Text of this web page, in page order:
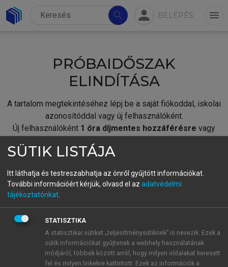
search person BELÉPÉS menu
PRÓBAIDŐSZAK
ELINDÍTÁSA
A tartalom megtekintéséhez lépj be a saját fiókoddal, iskolai
azonosítóddal vagy új felhasználóként.
Új felhasználóként 1 óra díjmentes hozzáférésre vagy
fiókoddal,vagy hozz létre új fiókot.
A regisztráció után apróbaidőszakautomatikusan
BELÉPÉS SAJÁT FIÓKKAL
ÚJ FIÓK LÉTREHOZÁSA
SÜTIK LISTÁJA
Itt láthatja és testreszabhatja az önről gyűjtött információkat.
További információért kérjük, olvasd el az adatvédelmi
tájékoztatónkat
STATISZTIKA
A statisztikai sütiket „teljesítménysütiknek” is nevezik. Ezek a
sütik információkat gyűjtenek a webhely használatának
módjáról, többek között arról, hogy milyen oldalakat keresett
fel és milyen linkekre kattintott. Ezek az információk a